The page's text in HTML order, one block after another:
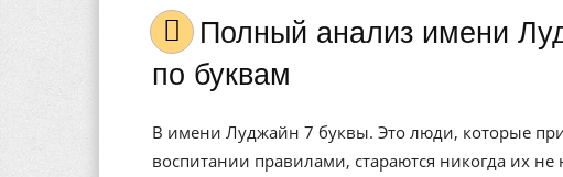
Полный анализ имени Луджайн, значение, и расшифровка
по буквам
В имени Луджайн 7 буквы. Это люди, которые
воспитании правилами, стараются никогда их